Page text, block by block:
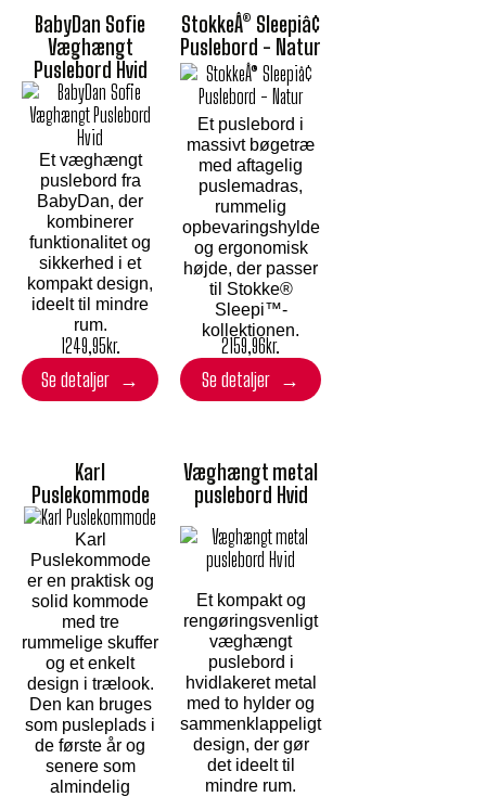
BabyDan Sofie
Væghængt
Puslebord Hvid
Et væghængt
puslebord fra
BabyDan, der
kombinerer
funktionalitet og
sikkerhed i et
kompakt design,
ideelt til mindre
rum.
1249,95kr.
Se detaljer
StokkeÂ® Sleepiâ¢
Puslebord - Natur
Et puslebord i
massivt bøgetræ
med aftagelig
puslemadras,
rummelig
opbevaringshylde
og ergonomisk
højde, der passer
til Stokke®
Sleepi™-
kollektionen.
2159,96kr.
Se detaljer
Karl
Puslekommode
Karl
Puslekommode
er en praktisk og
solid kommode
med tre
rummelige skuffer
og et enkelt
design i trælook.
Den kan bruges
som pusleplads i
de første år og
senere som
almindelig
Væghængt metal
puslebord Hvid
Et kompakt og
rengøringsvenligt
væghængt
puslebord i
hvidlakeret metal
med to hylder og
sammenklappeligt
design, der gør
det ideelt til
mindre rum.